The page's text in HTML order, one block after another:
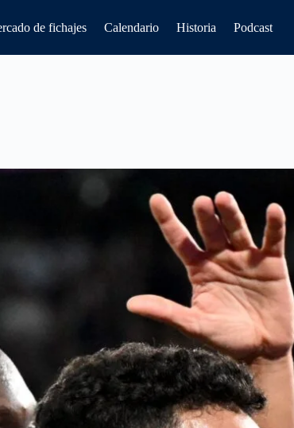
de fichajes Calendario Historia Podcast